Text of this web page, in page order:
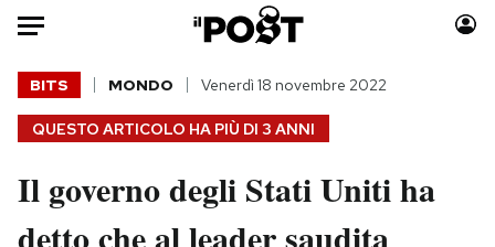
Auto
HOME
Italia
Moda
QUESTO ARTICOLO HA PIÙ DI 3 ANNI
BITS MONDO Venerdì 18 novembre 2022
Il governo degli Stati Uniti ha
detto che al leader saudita